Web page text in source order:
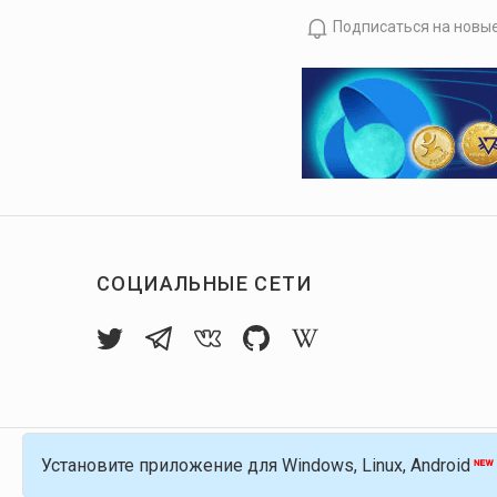
Подписаться на
СОЦИАЛЬНЫЕ СЕТИ
© 2016-2026Голос Блоги —
Установите приложение для Windows, Linux, Android